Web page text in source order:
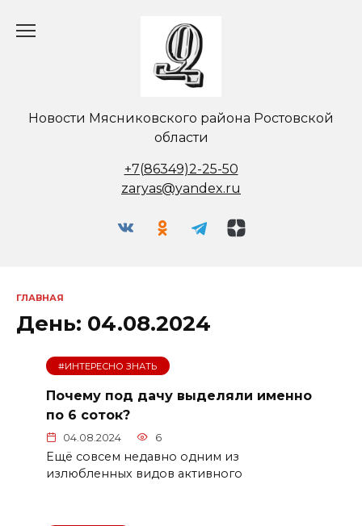
Новости Мясниковского района Ростовской
области
+7(86349)2-25-50
zaryas@yandex.ru
ГЛАВНАЯ
День: 04.08.2024
#ИНТЕРЕСНО ЗНАТЬ
Почему под дачу выделяли именно
по 6 соток?
04.08.2024 6
Ещё совсем недавно одним из
излюбленных видов активного